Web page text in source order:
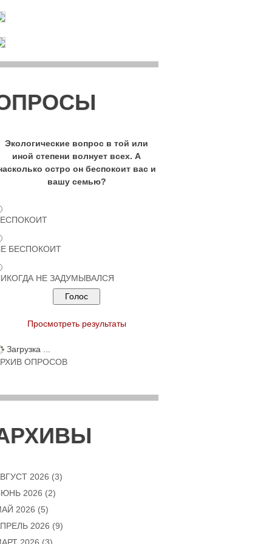
Экологические вопрос в той или
иной степени волнует всех. А
остро он беспокоит вас и
вашу семью?
БЕСПОКОИТ
НЕ ЗАДУМЫВАЛСЯ
Просмотреть результаты
Загрузка ...
ОПРОСОВ
2026 (3)
2026 (2)
2026 (5)
2026 (9)